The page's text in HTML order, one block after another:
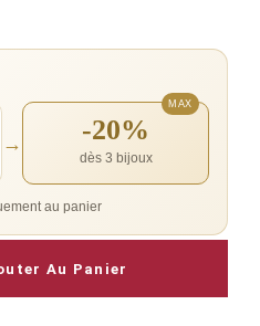
→ -20%
dès 3 bijoux
au panier
Au Panier